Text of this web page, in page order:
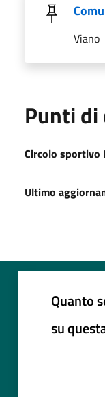
Viano
Punti
Circolo sportivo
Ultimo
Quanto
su